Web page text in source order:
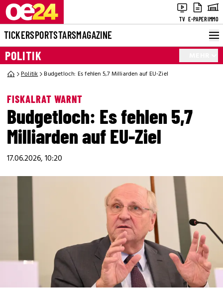
TV E-PAPERIMMO
TICKERSPORTSTARSMAGAZINE
POLITIK
Politik Budgetloch: Es fehlen 5,7 Milliarden auf EU-Ziel
FISKALRAT WARNT
Budgetloch: Es fehlen 5,7
Milliarden auf EU-Ziel
17.06.2026, 10:20